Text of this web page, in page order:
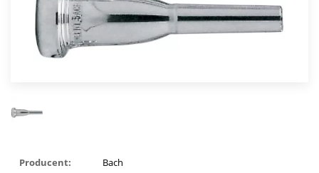
Producent: Bach